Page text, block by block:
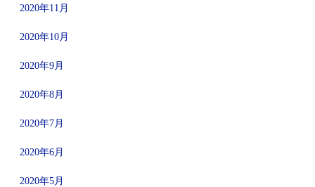
2020年11月
2020年10月
2020年9月
2020年8月
2020年7月
2020年6月
2020年5月